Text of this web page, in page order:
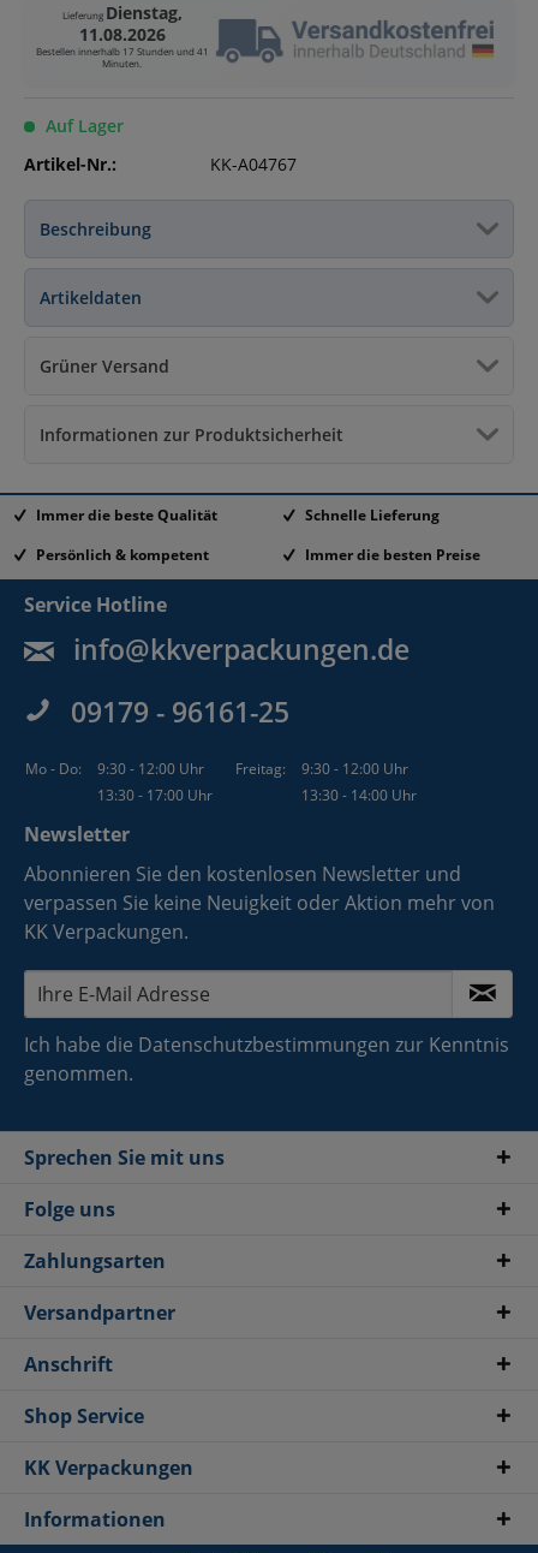
Lieferung Dienstag,
11.08.2026
Bestellen innerhalb 17 Stunden und 41
Minuten.
Auf Lager
Artikel-Nr.:
KK-A04767
Beschreibung
Artikeldaten
Grüner Versand
Informationen zur Produktsicherheit
Immer die beste Qualität
Schnelle Lieferung
Persönlich & kompetent
Immer die besten Preise
Service Hotline
info@kkverpackungen.de
09179 - 96161-25
Mo - Do: 9:30 - 12:00 Uhr Freitag:
9:30 - 12:00 Uhr
13:30 - 17:00 Uhr
13:30 - 14:00 Uhr
Newsletter
Abonnieren Sie den kostenlosen Newsletter und
verpassen Sie keine Neuigkeit oder Aktion mehr von
KK Verpackungen.
Ich habe die Datenschutzbestimmungen zur Kenntnis
genommen.
Sprechen Sie mit uns
Folge uns
Zahlungsarten
Versandpartner
Anschrift
Shop Service
KK Verpackungen
Informationen